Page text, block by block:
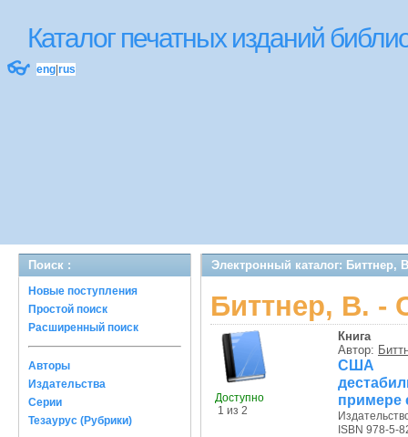
Каталог печатных изданий
👓 eng rus
Поиск :
Новые поступления
Простой поиск
Расширенный поиск
Авторы
Издательства
Серии
Тезаурус (Рубрики)
Электронный каталог:
Биттнер, В. -
Доступно
1 из 2
Книга
Автор:
США
примере
ISBN 978-5-